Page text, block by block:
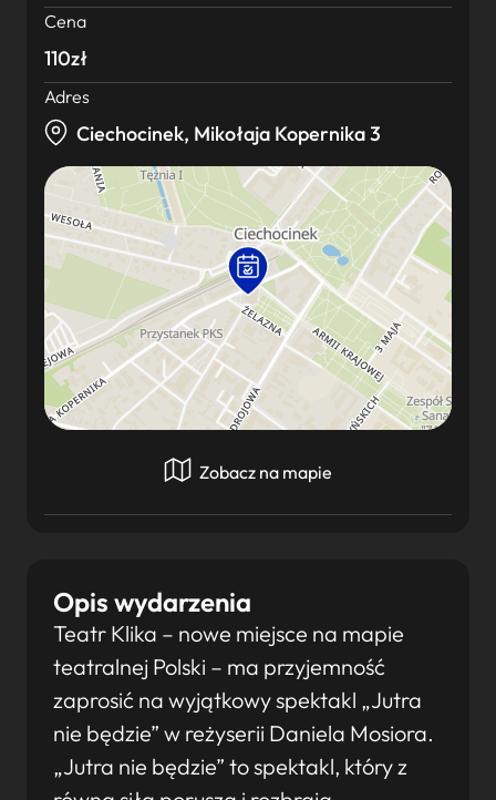
Opis wydarzenia
Teatr Klika – nowe miejsce na mapie
teatralnej Polski – ma przyjemność
zaprosić na wyjątkowy spektakl „Jutra
nie będzie” w reżyserii Daniela Mosiora.
„Jutra nie będzie” to spektakl, który z
Cena
110zł
Adres
Ciechocinek, Mikołaja Kopernika 3
Zobacz na mapie